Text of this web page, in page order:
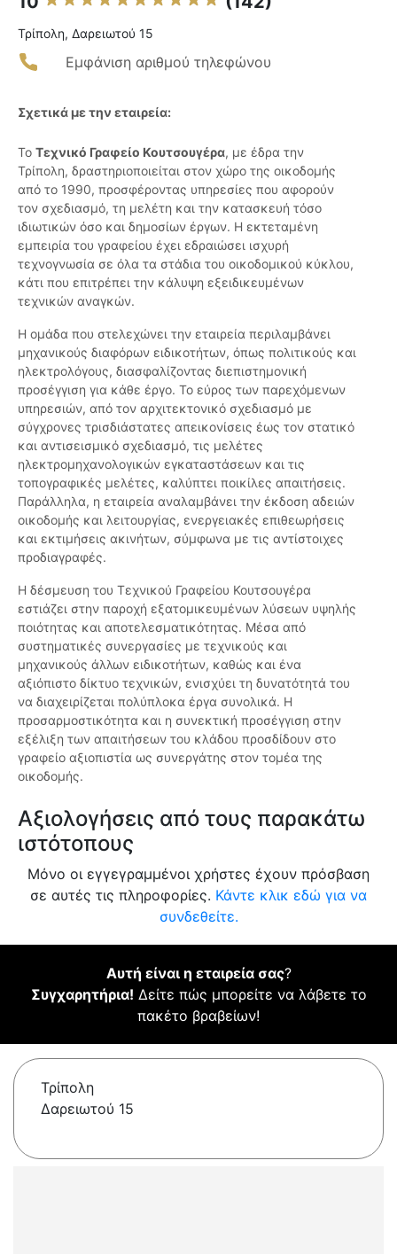
Τρίπολη, Δαρειωτού 15
Εμφάνιση αριθμού τηλεφώνου
Σχετικά με την εταιρεία:
Το Τεχνικό Γραφείο Κουτσουγέρα, με έδρα την
Τρίπολη, δραστηριοποιείται στον χώρο της οικοδομής
από το 1990, προσφέροντας υπηρεσίες που αφορούν
τον σχεδιασμό, τη μελέτη και την κατασκευή τόσο
ιδιωτικών όσο και δημοσίων έργων. Η εκτεταμένη
εμπειρία του γραφείου έχει εδραιώσει ισχυρή
τεχνογνωσία σε όλα τα στάδια του οικοδομικού κύκλου,
κάτι που επιτρέπει την κάλυψη εξειδικευμένων
τεχνικών αναγκών.
Η ομάδα που στελεχώνει την εταιρεία περιλαμβάνει
μηχανικούς διαφόρων ειδικοτήτων, όπως πολιτικούς και
ηλεκτρολόγους, διασφαλίζοντας διεπιστημονική
προσέγγιση για κάθε έργο. Το εύρος των παρεχόμενων
υπηρεσιών, από τον αρχιτεκτονικό σχεδιασμό με
σύγχρονες τρισδιάστατες απεικονίσεις έως τον στατικό
και αντισεισμικό σχεδιασμό, τις μελέτες
ηλεκτρομηχανολογικών εγκαταστάσεων και τις
τοπογραφικές μελέτες, καλύπτει ποικίλες απαιτήσεις.
Παράλληλα, η εταιρεία αναλαμβάνει την έκδοση αδειών
οικοδομής και λειτουργίας, ενεργειακές επιθεωρήσεις
και εκτιμήσεις ακινήτων, σύμφωνα με τις αντίστοιχες
προδιαγραφές.
Η δέσμευση του Τεχνικού Γραφείου Κουτσουγέρα
εστιάζει στην παροχή εξατομικευμένων λύσεων υψηλής
ποιότητας και αποτελεσματικότητας. Μέσα από
συστηματικές συνεργασίες με τεχνικούς και
μηχανικούς άλλων ειδικοτήτων, καθώς και ένα
αξιόπιστο δίκτυο τεχνικών, ενισχύει τη δυνατότητά του
να διαχειρίζεται πολύπλοκα έργα συνολικά. Η
προσαρμοστικότητα και η συνεκτική προσέγγιση στην
εξέλιξη των απαιτήσεων του κλάδου προσδίδουν στο
γραφείο αξιοπιστία ως συνεργάτης στον τομέα της
οικοδομής.
Αξιολογήσεις από τους παρακάτω
ιστότοπους
Μόνο οι εγγεγραμμένοι χρήστες έχουν πρόσβαση
σε αυτές τις πληροφορίες. Κάντε κλικ εδώ για να
συνδεθείτε.
Αυτή είναι η εταιρεία σας?
Συγχαρητήρια! Δείτε πώς μπορείτε να λάβετε το
πακέτο βραβείων!
Τρίπολη
Δαρειωτού 15